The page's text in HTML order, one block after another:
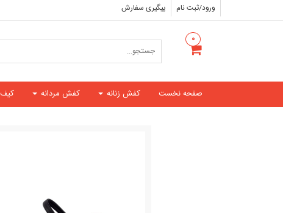
ورود/ثبت نام پیگیری سفارش
۰
صفحه نخست کفش زنانه کفش مردانه کیف